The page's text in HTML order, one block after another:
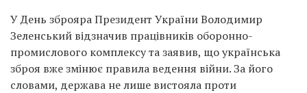
У День зброяра Президент України Володимир
Зеленський відзначив працівників оборонно-
промислового комплексу та заявив, що українська
зброя вже змінює правила ведення війни. За його
словами, держава не лише вистояла проти